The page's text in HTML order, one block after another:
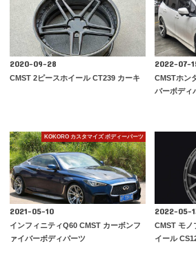
2020-09-28
CMST 2ピースホイール CT239 カーキ
2022-07-
CMSTホン
バーボディ
KOKORO カスタマイズ ボディーパーツ
2021-05-10
インフィニティQ60 CMST カーボンフ
ァイバーボディパーツ
2022-05-
CMST モノ
イール